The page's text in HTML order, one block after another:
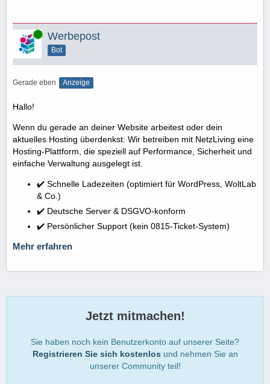
Online Werbepost
Bot
Gerade eben Anzeige
Hallo!
Wenn du gerade an deiner Website arbeitest oder dein
aktuelles Hosting überdenkst: Wir betreiben mit NetzLiving eine
Hosting-Plattform, die speziell auf Performance, Sicherheit und
einfache Verwaltung ausgelegt ist.
✔️ Schnelle Ladezeiten (optimiert für WordPress, WoltLab
& Co.)
✔️ Deutsche Server & DSGVO-konform
✔️ Persönlicher Support (kein 0815-Ticket-System)
Mehr erfahren
Jetzt mitmachen!
Sie haben noch kein Benutzerkonto auf unserer Seite?
Registrieren Sie sich kostenlos und nehmen Sie an
unserer Community teil!